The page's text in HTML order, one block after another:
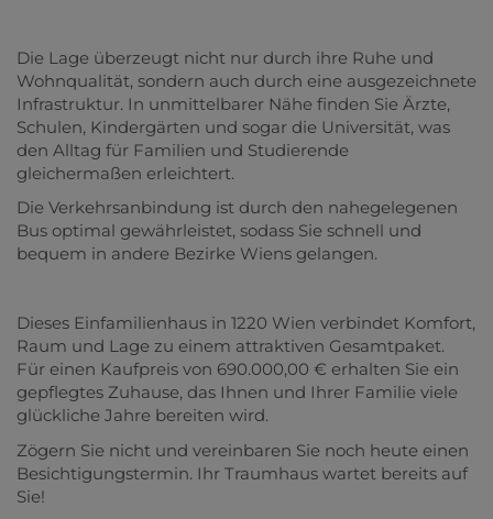
Die Lage überzeugt nicht nur durch ihre Ruhe und
Wohnqualität, sondern auch durch eine ausgezeichnete
Infrastruktur. In unmittelbarer Nähe finden Sie Ärzte,
Schulen, Kindergärten und sogar die Universität, was
den Alltag für Familien und Studierende
gleichermaßen erleichtert.
Die Verkehrsanbindung ist durch den nahegelegenen
Bus optimal gewährleistet, sodass Sie schnell und
bequem in andere Bezirke Wiens gelangen.
Dieses Einfamilienhaus in 1220 Wien verbindet Komfort,
Raum und Lage zu einem attraktiven Gesamtpaket.
Für einen Kaufpreis von 690.000,00 € erhalten Sie ein
gepflegtes Zuhause, das Ihnen und Ihrer Familie viele
glückliche Jahre bereiten wird.
Zögern Sie nicht und vereinbaren Sie noch heute einen
Besichtigungstermin. Ihr Traumhaus wartet bereits auf
Sie!